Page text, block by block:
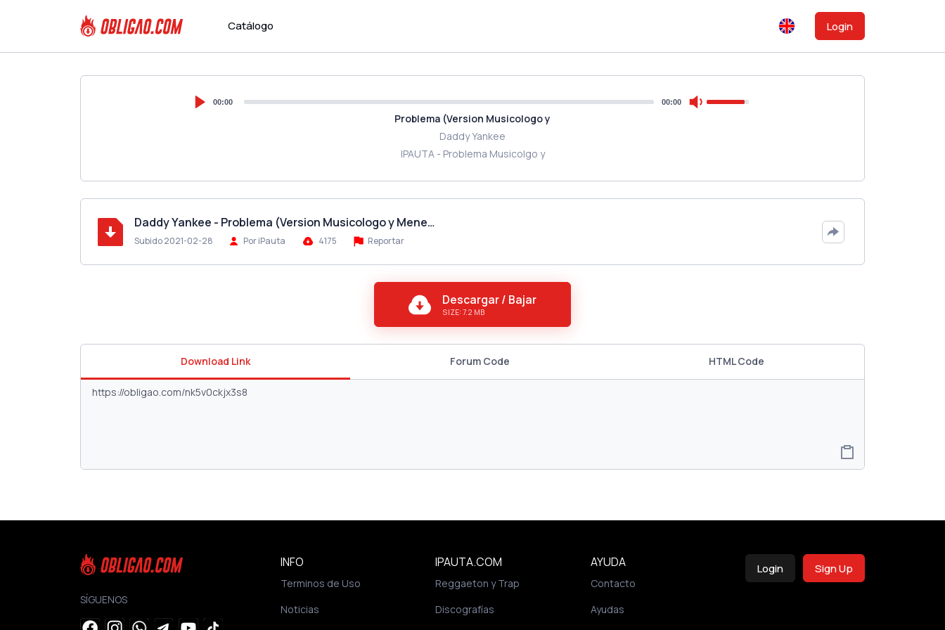
Catálogo Login
00:00 00:00
Problema (Version Musicologo y
Daddy Yankee
IPAUTA - Problema Musicolgo y
Daddy Yankee - Problema (Version Musicologo y Mene…
Subido 2021-02-28 Por iPauta 4175 Reportar
Descargar / Bajar
SIZE: 7.2 MB
Download Link Forum Code HTML Code
SÍGUENOS
INFO
Terminos de Uso
Noticias
IPAUTA.COM
Reggaeton y Trap
Discografías
AYUDA
Contacto
Ayudas
Login Sign Up